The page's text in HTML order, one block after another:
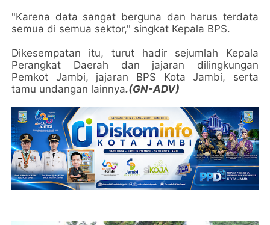
"Karena data sangat berguna dan harus terdata
semua di semua sektor," singkat Kepala BPS.
Dikesempatan itu, turut hadir sejumlah Kepala
Perangkat Daerah dan jajaran dilingkungan
Pemkot Jambi, jajaran BPS Kota Jambi, serta
tamu undangan lainnya.(GN-ADV)